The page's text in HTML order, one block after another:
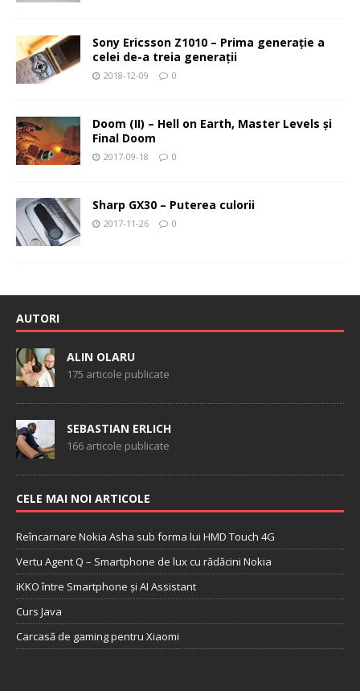
Sony Ericsson Z1010 – Prima generaţie a
celei de-a treia generaţii
2018-12-09 0
Doom (II) – Hell on Earth, Master Levels şi
Final Doom
2017-09-18 0
Sharp GX30 – Puterea culorii
2017-11-26 0
AUTORI
ALIN OLARU
175 articole publicate
SEBASTIAN ERLICH
166 articole publicate
CELE MAI NOI ARTICOLE
Reîncarnare Nokia Asha sub forma lui HMD Touch 4G
Vertu Agent Q – Smartphone de lux cu rădăcini Nokia
iKKO între Smartphone și AI Assistant
Curs Java
Carcasă de gaming pentru Xiaomi